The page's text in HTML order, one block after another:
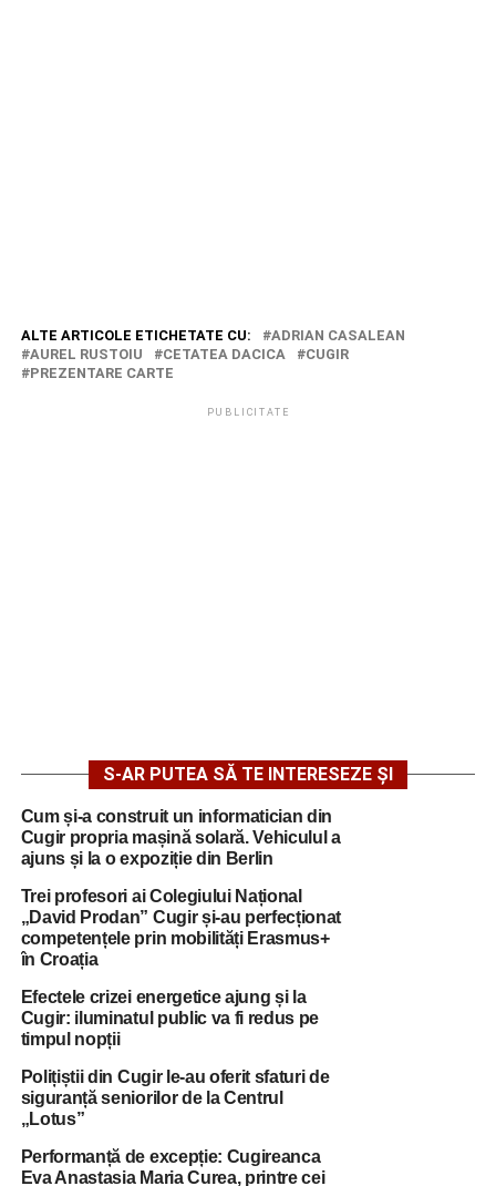
ALTE ARTICOLE ETICHETATE CU:
ADRIAN CASALEAN
AUREL RUSTOIU
CETATEA DACICA
CUGIR
PREZENTARE CARTE
PUBLICITATE
S-AR PUTEA SĂ TE INTERESEZE ȘI
Cum și-a construit un informatician din
Cugir propria mașină solară. Vehiculul a
ajuns și la o expoziție din Berlin
Trei profesori ai Colegiului Național
„David Prodan” Cugir și-au perfecționat
competențele prin mobilități Erasmus+
în Croația
Efectele crizei energetice ajung și la
Cugir: iluminatul public va fi redus pe
timpul nopții
Polițiștii din Cugir le-au oferit sfaturi de
siguranță seniorilor de la Centrul
„Lotus”
Performanță de excepție: Cugireanca
Eva Anastasia Maria Curea, printre cei